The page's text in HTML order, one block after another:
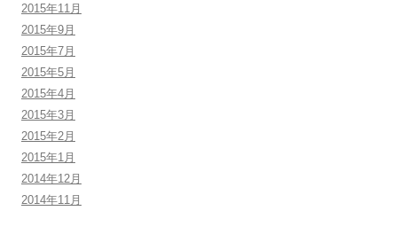
2015年11月
2015年9月
2015年7月
2015年5月
2015年4月
2015年3月
2015年2月
2015年1月
2014年12月
2014年11月